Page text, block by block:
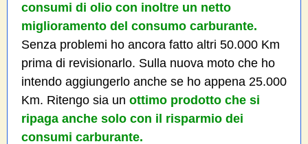
consumi di olio con inoltre un netto
miglioramento del consumo carburante.
Senza problemi ho ancora fatto altri 50.000 Km
prima di revisionarlo. Sulla nuova moto che ho
intendo aggiungerlo anche se ho appena 25.000
Km. Ritengo sia un ottimo prodotto che si
ripaga anche solo con il risparmio dei
consumi carburante.